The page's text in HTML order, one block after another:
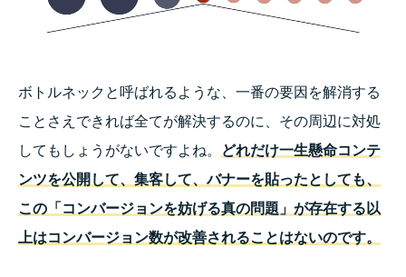
ボトルネックと呼ばれるような、一番の要因を解消する
ことさえできれば全てが解決するのに、その周辺に対処
してもしょうがないですよね。
どれだけ一生懸命コンテ
ンツを公開して、集客して、バナーを貼ったとしても、
この「コンバージョンを妨げる真の問題」が存在する以
上はコンバージョン数が改善されることはないのです。